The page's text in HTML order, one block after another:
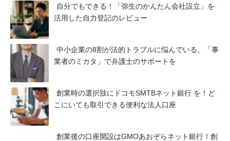
自分でもできる！「弥生のかんたん会社設立」を
活用した自力登記のレビュー
中小企業の8割が法的トラブルに悩んでいる。「事
業者のミカタ」で弁護士のサポートを
創業時の選択肢にドコモSMTBネット銀行 を！ど
こにいても取引できる便利な法人口座
創業後の口座開設はGMOあおぞらネット銀行！創